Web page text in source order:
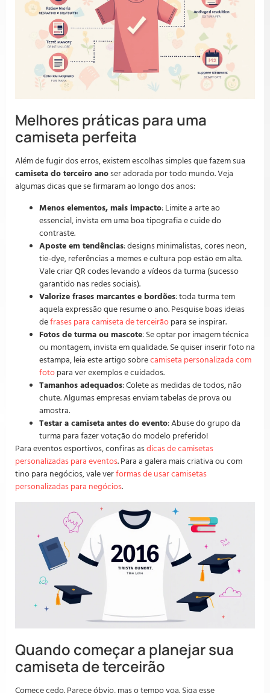
Melhores práticas para uma
camiseta perfeita
Além de fugir dos erros, existem escolhas simples que fazem sua
camiseta do terceiro anoser adorada por todo mundo. Veja
algumas dicas que se firmaram ao longo dos anos:
Menos elementos, mais impacto: Limite a arte ao
essencial, invista em uma boa tipografia e cuide do
contraste.
Aposte em tendências: designs minimalistas, cores neon,
tie-dye, referências a memes e cultura pop estão em alta.
Vale criar QR codes levando a vídeos da turma (sucesso
garantido nas redes sociais).
Valorize frases marcantes e bordões: toda turma tem
aquela expressão que resume o ano. Pesquise boas ideias
defrases para camiseta de terceirão para se inspirar.
Fotos de turma ou mascote: Se optar por imagem técnica
ou montagem, invista em qualidade. Se quiser inserir foto na
estampa, leia este artigo sobrecamiseta personalizada com
foto para ver exemplos e cuidados.
Tamanhos adequados: Colete as medidas de todos, não
chute. Algumas empresas enviam tabelas de prova ou
amostra.
Testar a camiseta antes do evento: Abuse do grupo da
turma para fazer votação do modelo preferido!
Para eventos esportivos, confiras asdicas de camisetas
personalizadas para eventos. Para a galera mais criativa ou com
tino para negócios, vale verformas de usar camisetas
personalizadas para negócios.
Quando começar a planejar sua
camiseta de terceirão
Comece cedo. Parece óbvio, mas o tempo voa. Siga esse